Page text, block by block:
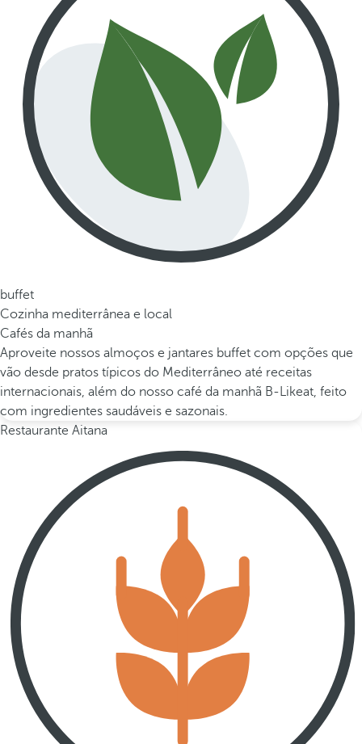
buffet
Cozinha mediterrânea e local
Cafés da manhã
Aproveite nossos almoços e jantares buffet com opções que
vão desde pratos típicos do Mediterrâneo até receitas
internacionais, além do nosso café da manhã B-Likeat, feito
com ingredientes saudáveis e sazonais.
Restaurante Aitana